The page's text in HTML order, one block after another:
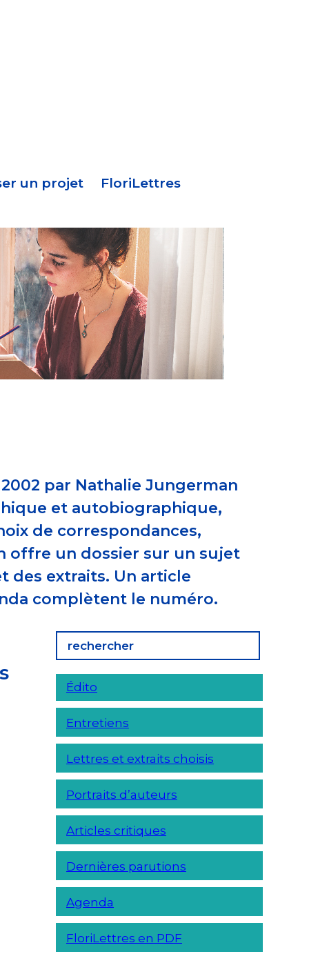
un projet FloriLettres
par Nathalie Jungerman
et autobiographique,
de correspondances,
offre un dossier sur un sujet
extraits. Un article
complètent le numéro.
Édito
Entretiens
Lettres et extraits choisis
Portraits d’auteurs
Articles critiques
Dernières parutions
Agenda
FloriLettres en PDF